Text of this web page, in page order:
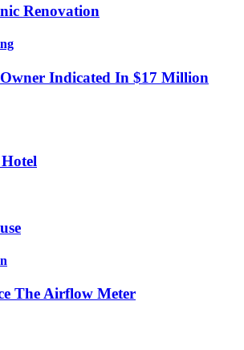
Renovation
Indicated In $17 Million
The Airflow Meter